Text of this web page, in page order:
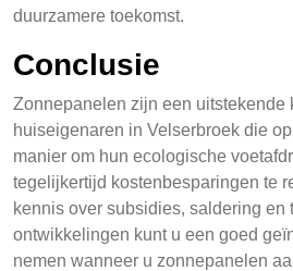
duurzamere toekomst.
Conclusie
Zonnepanelen zijn een uitstekende
huiseigenaren in Velserbroek die
manier om hun ecologische
tegelijkertijd kostenbesparingen te
kennis over subsidies, saldering en
ontwikkelingen kunt u een goed
nemen wanneer u zonnepanelen